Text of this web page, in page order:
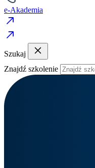
e-Akademia
Szukaj
Znajdź szkolenie